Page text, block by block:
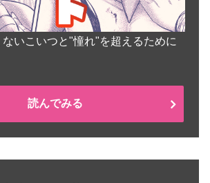
いこいつと"憧れ"を超えるために
読んでみる